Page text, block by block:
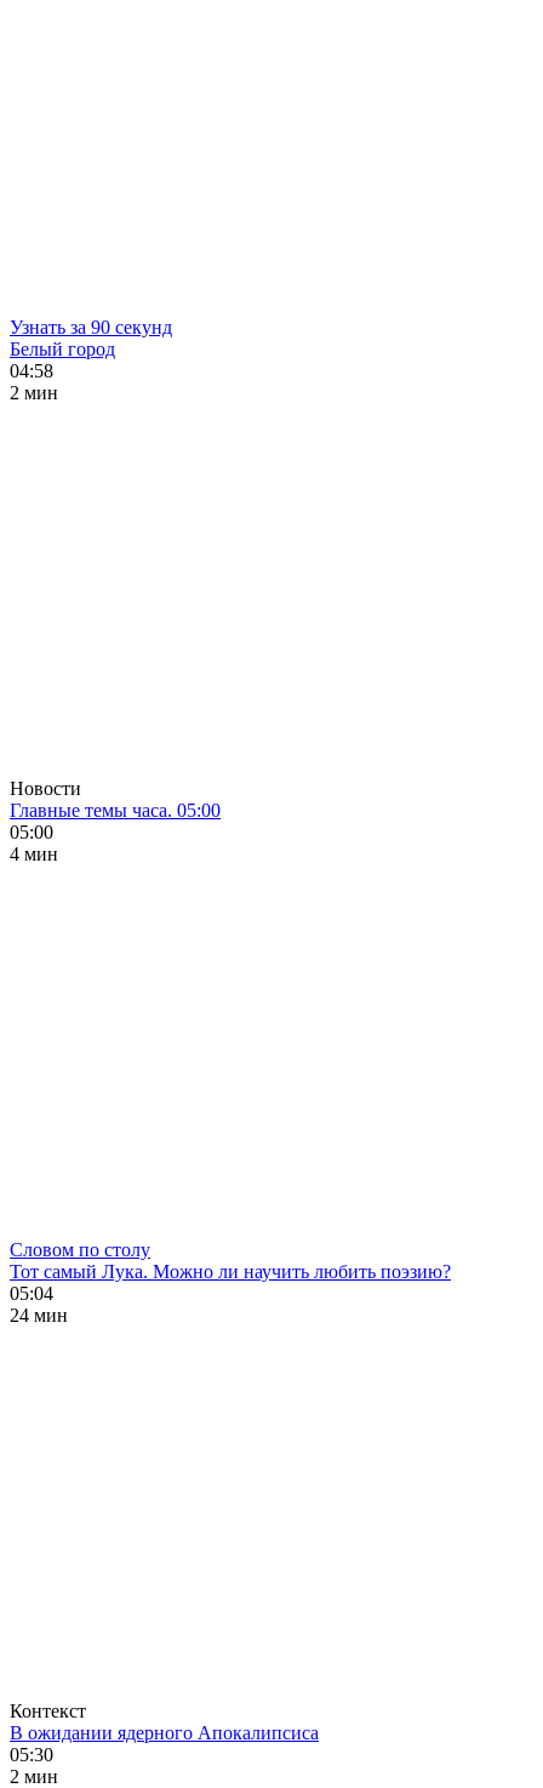
Узнать за 90 секунд
Белый город
04:58
2 мин
Новости
Главные темы часа. 05:00
05:00
4 мин
Словом по столу
Тот самый Лука. Можно ли научить любить поэзию?
05:04
24 мин
Контекст
В ожидании ядерного Апокалипсиса
05:30
2 мин